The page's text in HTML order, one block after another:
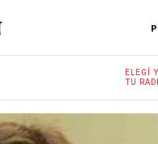
ELEGÍ Y
TU